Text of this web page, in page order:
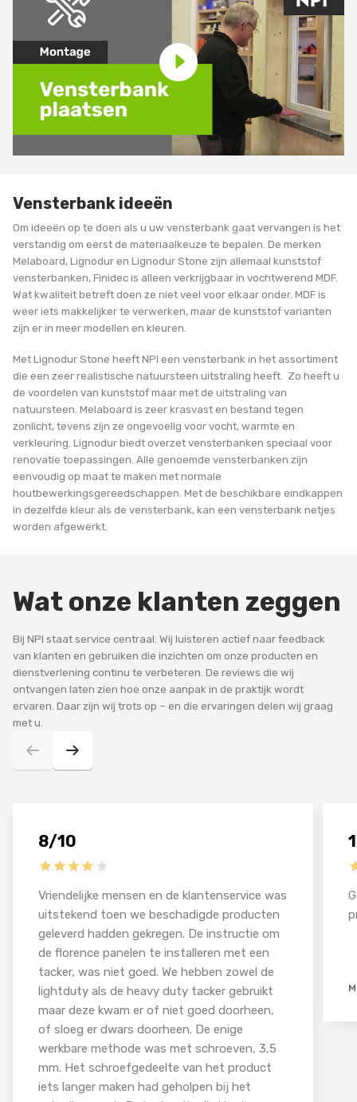
Vensterbank ideeën
Om ideeën op te doen als u uw vensterbank gaat vervangen is het
verstandig om eerst de materiaalkeuze te bepalen. De merken
Melaboard, Lignodur en Lignodur Stone zijn allemaal kunststof
vensterbanken, Finidec is alleen verkrijgbaar in vochtwerend MDF.
Wat kwaliteit betreft doen ze niet veel voor elkaar onder. MDF is
weer iets makkelijker te verwerken, maar de kunststof varianten
zijn er in meer modellen en kleuren.
Met Lignodur Stone heeft NPI een vensterbank in het assortiment
die een zeer realistische natuursteen uitstraling heeft. Zo heeft u
de voordelen van kunststof maar met de uitstraling van
natuursteen. Melaboard is zeer krasvast en bestand tegen
zonlicht, tevens zijn ze ongevoelig voor vocht, warmte en
verkleuring. Lignodur biedt overzet vensterbanken speciaal voor
renovatie toepassingen. Alle genoemde vensterbanken zijn
eenvoudig op maat te maken met normale
houtbewerkingsgereedschappen. Met de beschikbare eindkappen
in dezelfde kleur als de vensterbank, kan een vensterbank netjes
worden afgewerkt.
Wat onze klanten zeggen
Bij NPI staat service centraal. Wij luisteren actief naar feedback
van klanten en gebruiken die inzichten om onze producten en
dienstverlening continu te verbeteren. De reviews die wij
ontvangen laten zien hoe onze aanpak in de praktijk wordt
ervaren. Daar zijn wij trots op – en die ervaringen delen wij graag
met u.
8/10
Vriendelijke mensen en de klantenservice was
uitstekend toen we beschadigde producten
geleverd hadden gekregen. De instructie om
de florence panelen te installeren met een
tacker, was niet goed. We hebben zowel de
lightduty als de heavy duty tacker gebruikt
maar deze kwam er of niet goed doorheen,
of sloeg er dwars doorheen. De enige
werkbare methode was met schroeven, 3,5
mm. Het schroefgedeelte van het product
iets langer maken had geholpen bij het